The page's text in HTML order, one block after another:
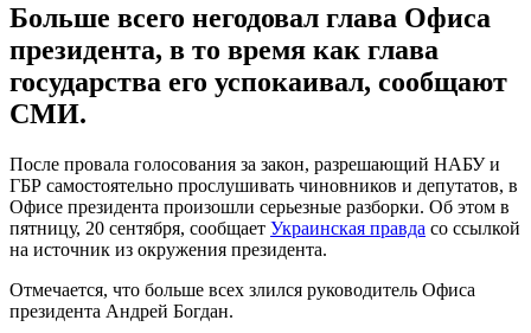
Больше всего негодовал глава Офиса
президента, в то время как глава
государства его успокаивал, сообщают
СМИ.
После провала голосования за закон, разрешающий НАБУ и
ГБР самостоятельно прослушивать чиновников и депутатов, в
Офисе президента произошли серьезные разборки. Об этом в
пятницу, 20 сентября, сообщает Украинская правда со ссылкой
на источник из окружения президента.
Отмечается, что больше всех злился руководитель Офиса
президента Андрей Богдан.